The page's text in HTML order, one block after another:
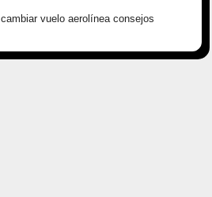
cambiar vuelo aerolínea consejos